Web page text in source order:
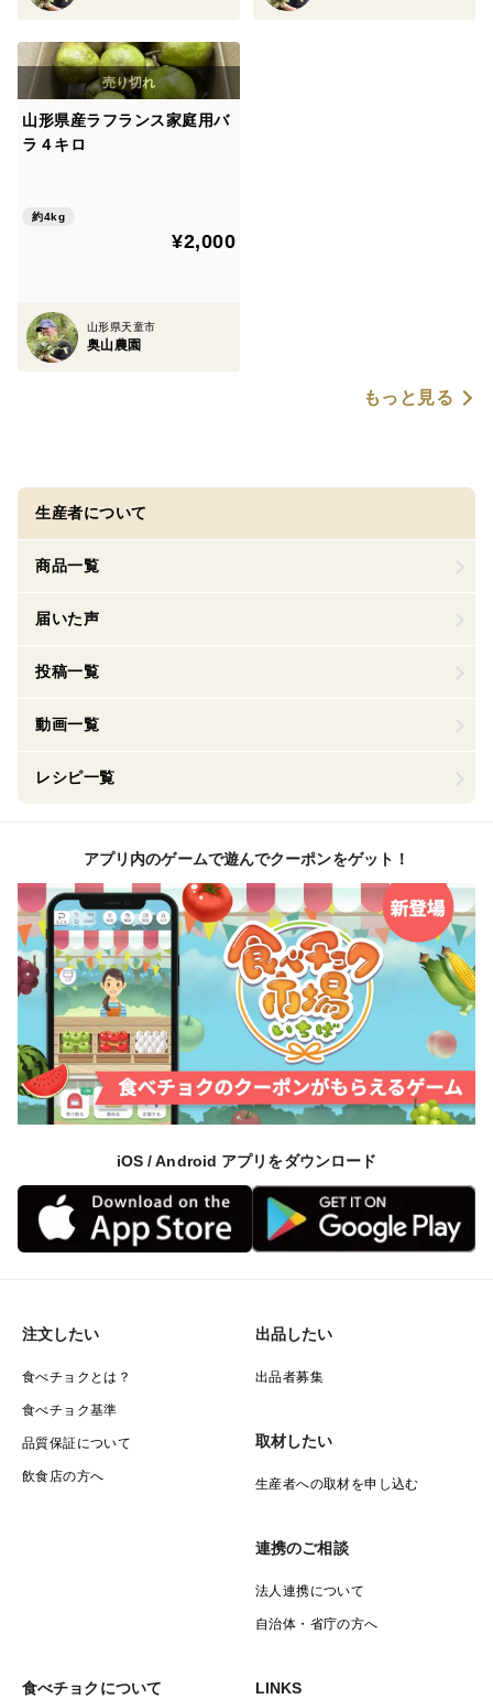
山形県産ラフランス家庭用バ
ラ４キロ
約4kg
¥2,000
山形県天童市
奥山農園
もっと見る
生産者について
商品一覧
届いた声
投稿一覧
動画一覧
レシピ一覧
アプリ内のゲームで遊んでクーポンをゲット！
iOS / Android アプリをダウンロード
注文したい
食べチョクとは？
食べチョク基準
品質保証について
飲食店の方へ
出品したい
出品者募集
取材したい
生産者への取材を申し込む
連携のご相談
法人連携について
自治体・省庁の方へ
食べチョクについて LINKS